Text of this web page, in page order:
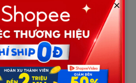
muốn tôi bị người ta cười.
lâu. Tôi biết nếu không cưới, tôi sẽ
nếu cưới, tôi sẽ đánh đổi cả cuộc đời.
ít đau hơn.
chú rể là một người khác. Không
×